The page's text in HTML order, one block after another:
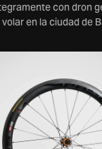
con dron
volar en la ciudad de